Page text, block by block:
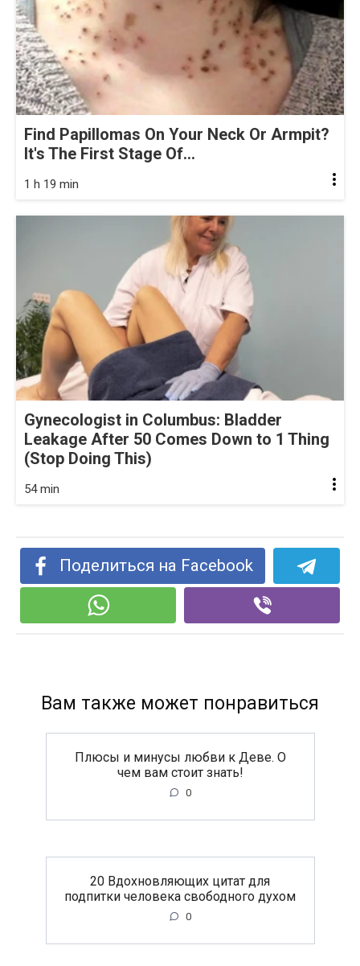
Find Papillomas On Your Neck Or Armpit?
It's The First Stage Of...
1 h 19 min
Gynecologist in Columbus: Bladder
Leakage After 50 Comes Down to 1 Thing
(Stop Doing This)
54 min
Поделиться на Facebook
Вам также может понравиться
Плюсы и минусы любви к Деве. О
чем вам стоит знать!
0
20 Вдохновляющих цитат для
подпитки человека свободного духом
0